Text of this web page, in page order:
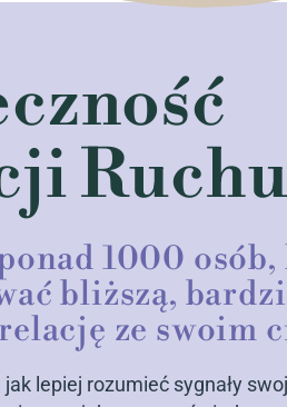
1000
bliższą,
ze swoim
lepiej rozumieć sygnały